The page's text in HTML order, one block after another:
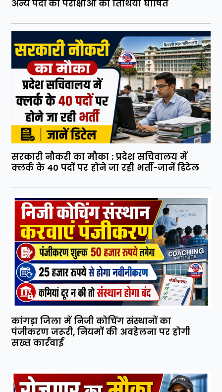
अन्य पदों की परीक्षाओं की तिथियां घोषित
सरकारी नौकरी का मौका : प्रदेश सचिवालय में
क्लर्क के 40 पदों पर होने जा रही भर्ती-जानें डिटेल
कांगड़ा जिला में निजी कोचिंग संस्थानों का
पंजीकरण जरूरी, नियमों की अवहेलना पर होगी
सख्त कार्रवाई